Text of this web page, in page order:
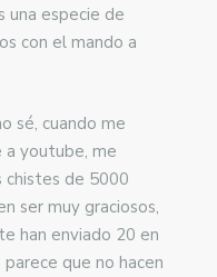
una especie de
con el mando a
sé, cuando me
a youtube, me
chistes de 5000
ser muy graciosos,
han enviado 20 en
que no hacen